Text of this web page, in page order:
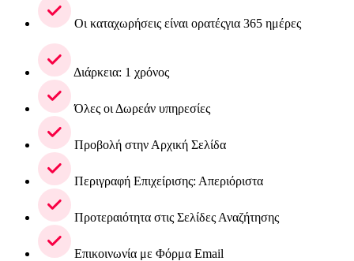
Οι καταχωρήσεις είναι ορατέςγια 365 ημέρες
Διάρκεια: 1 χρόνος
Όλες οι Δωρεάν υπηρεσίες
Προβολή στην Αρχική Σελίδα
Περιγραφή Επιχείρισης: Απεριόριστα
Προτεραιότητα στις Σελίδες Αναζήτησης
Επικοινωνία με Φόρμα Email